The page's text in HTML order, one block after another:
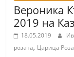
Вероника
2019 на
18.05.2019
розата, Царица Роза